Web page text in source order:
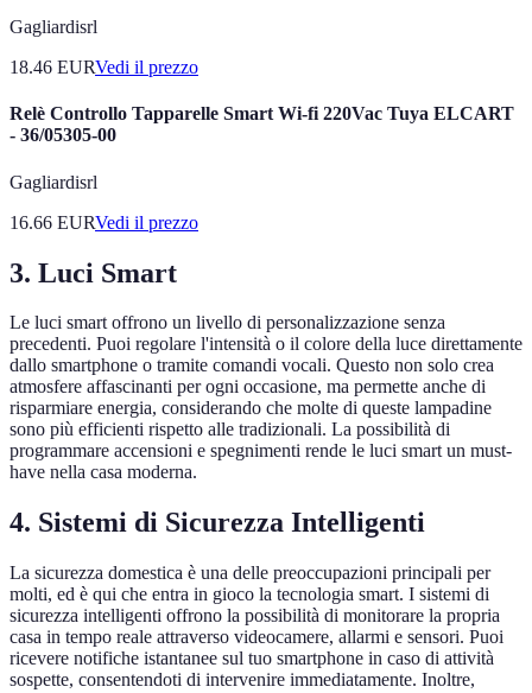
Gagliardisrl
18.46 EURVedi il prezzo
Relè Controllo Tapparelle Smart Wi-fi 220Vac Tuya ELCART
- 36/05305-00
Gagliardisrl
16.66 EURVedi il prezzo
3. Luci Smart
Le luci smart offrono un livello di personalizzazione senza
precedenti. Puoi regolare l'intensità o il colore della luce direttamente
dallo smartphone o tramite comandi vocali. Questo non solo crea
atmosfere affascinanti per ogni occasione, ma permette anche di
risparmiare energia, considerando che molte di queste lampadine
sono più efficienti rispetto alle tradizionali. La possibilità di
programmare accensioni e spegnimenti rende le luci smart un must-
have nella casa moderna.
4. Sistemi di Sicurezza Intelligenti
La sicurezza domestica è una delle preoccupazioni principali per
molti, ed è qui che entra in gioco la tecnologia smart. I sistemi di
sicurezza intelligenti offrono la possibilità di monitorare la propria
casa in tempo reale attraverso videocamere, allarmi e sensori. Puoi
ricevere notifiche istantanee sul tuo smartphone in caso di attività
sospette, consentendoti di intervenire immediatamente. Inoltre,